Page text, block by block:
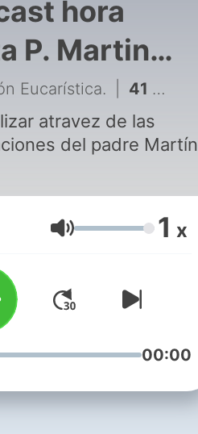
hora
Eucarística. 41 - Proyecto de Dios para tu familia. P. Martin Avalos
atravez de las
del padre Martín
Volumen 1 x
00:00